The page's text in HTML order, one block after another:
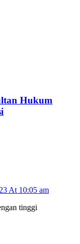
Hukum
At 10:05 am
tinggi